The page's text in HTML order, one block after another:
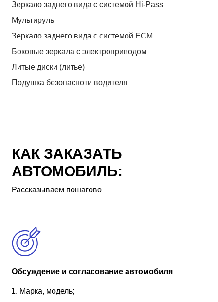
Зеркало заднего вида с системой Hi-Pass
Мультируль
Зеркало заднего вида с системой ЕСМ
Боковые зеркала с электроприводом
Литые диски (литье)
Подушка безопасноти водителя
КАК ЗАКАЗАТЬ
АВТОМОБИЛЬ:
Рассказываем пошагово
Обсуждение и согласование автомобиля
Марка, модель;